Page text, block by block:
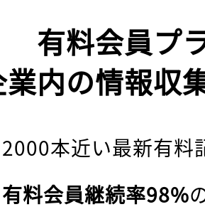
有料会員プ
業内の情報収
2000本近い最新有料
有料会員継続率98%